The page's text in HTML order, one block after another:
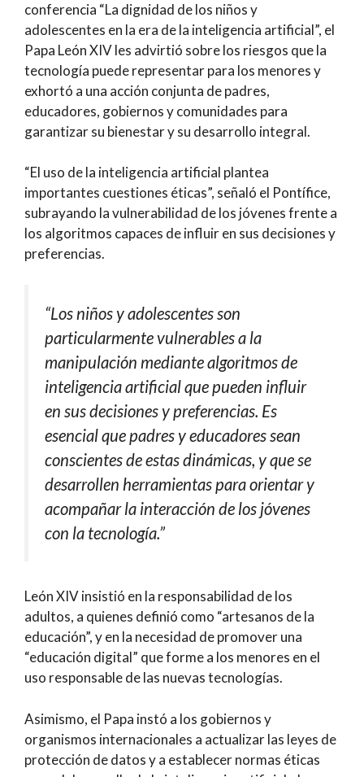
conferencia “La dignidad de los niños y
adolescentes en la era de la inteligencia artificial”, el
Papa León XIV les advirtió sobre los riesgos que la
tecnología puede representar para los menores y
exhortó a una acción conjunta de padres,
educadores, gobiernos y comunidades para
garantizar su bienestar y su desarrollo integral.
“El uso de la inteligencia artificial plantea
importantes cuestiones éticas”, señaló el Pontífice,
subrayando la vulnerabilidad de los jóvenes frente a
los algoritmos capaces de influir en sus decisiones y
preferencias.
“Los niños y adolescentes son
particularmente vulnerables a la
manipulación mediante algoritmos de
inteligencia artificial que pueden influir
en sus decisiones y preferencias. Es
esencial que padres y educadores sean
conscientes de estas dinámicas, y que se
desarrollen herramientas para orientar y
acompañar la interacción de los jóvenes
con la tecnología.”
León XIV insistió en la responsabilidad de los
adultos, a quienes definió como “artesanos de la
educación”, y en la necesidad de promover una
“educación digital” que forme a los menores en el
uso responsable de las nuevas tecnologías.
Asimismo, el Papa instó a los gobiernos y
organismos internacionales a actualizar las leyes de
protección de datos y a establecer normas éticas